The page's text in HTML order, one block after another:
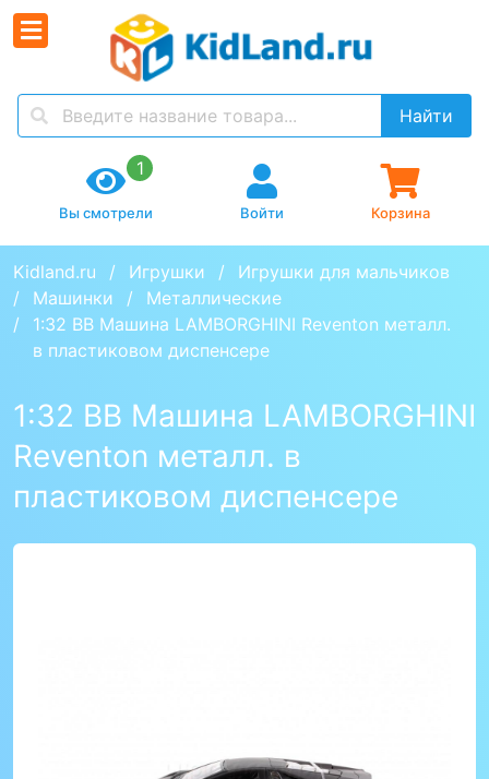
Найти
1
Вы смотрели Войти Корзина
Kidland.ru Игрушки
Игрушки для мальчиков
Машинки
Металлические
1:32 BB Машина LAMBORGHINI Reventon металл.
в пластиковом диспенсере
1:32 BB Машина LAMBORGHINI
Reventon металл. в
пластиковом диспенсере